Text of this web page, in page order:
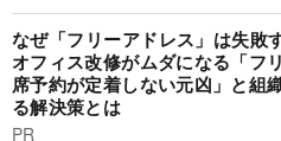
なぜ「フリーアドレス」は失敗
オフィス改修がムダになる「フ
席予約が定着しない元凶」と組
る解決策とは
PR